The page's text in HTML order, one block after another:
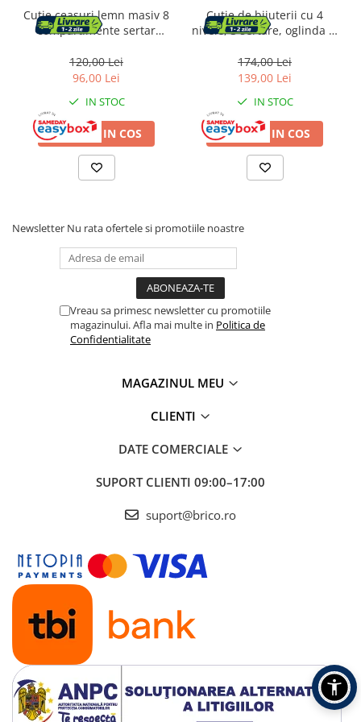
Motocoase si motocositori
Drujbe si fierastraie electrice
Suflante
Aparate spalat cu presiune
Motocultoare si Motoburghie
Pompe apa si accesorii
Pompe de suprafata
Hidrofoare si accesorii
Pompe si vermorele de stropit
Pompe apa murdara
Mobilier gradina si terasa
Balansoare si leagane de gradina
Mese gradina
Seturi mobilier
Prelate, pavilioane, umbrele
terasa
Cutie ceasuri lemn masiv 8
compartimente sertar
capac sticla, nuc rustic
120,00 Lei
96,00 Lei
IN STOC
ADAUGA IN COS
Cutie de bijuterii cu 4
nivele, 3 sertare, oglinda si
alb
174,00 Lei
139,00 Lei
IN STOC
ADAUGA IN COS
Newsletter Nu rata ofertele si promotiile noastre
Vreau sa primesc newsletter cu promotiile
magazinului. Afla mai multe in Politica de
Confidentialitate
MAGAZINUL MEU
CLIENTI
DATE COMERCIALE
SUPORT CLIENTI 09:00–17:00
suport@brico.ro